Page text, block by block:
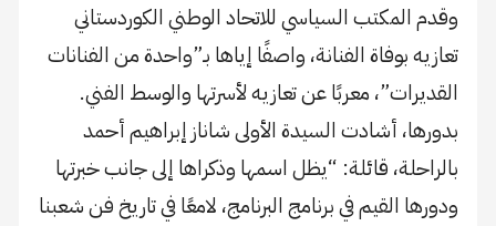
وقدم المكتب السياسي للاتحاد الوطني الكوردستاني
تعازيه بوفاة الفنانة، واصفًا إياها بـ”واحدة من الفنانات
القديرات”، معربًا عن تعازيه لأسرتها والوسط الفني.
بدورها، أشادت السيدة الأولى شاناز إبراهيم أحمد
بالراحلة، قائلة: “يظل اسمها وذكراها إلى جانب خبرتها
ودورها القيم في برنامج البرنامج، لامعًا في تاريخ فن شعبنا